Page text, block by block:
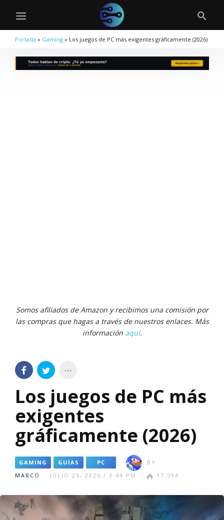
Portada » Gaming » Los juegos de PC más exigentes gráficamente (2026)
Somos afiliados de Amazon y recibimos una comisión por
las compras que hagas a través de nuestros enlaces. Más
información aquí.
Los juegos de PC más
exigentes
gráficamente (2026)
GAMING GUÍAS PC
BY
MARCO
JULIO 25, 2026 / 3:44 PM 17.594